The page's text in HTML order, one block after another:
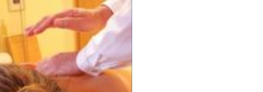
familjer lösa konflikter,
förbättra kom...